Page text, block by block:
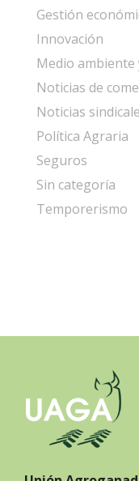
Gestión
Innovación
Medio
Noticias de
Noticias
Política Agraria
Seguros
Sin categoría
Temporerismo